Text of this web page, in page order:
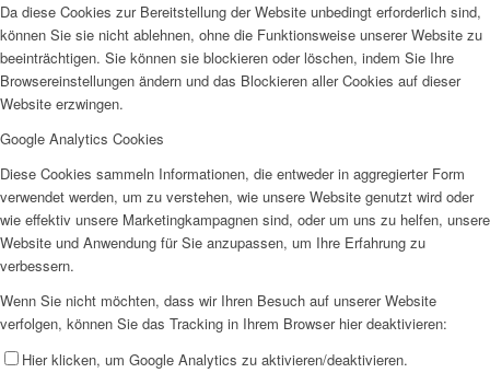
Da diese Cookies zur Bereitstellung der Website unbedingt erforderlich sind,
können Sie sie nicht ablehnen, ohne die Funktionsweise unserer Website zu
beeinträchtigen. Sie können sie blockieren oder löschen, indem Sie Ihre
Browsereinstellungen ändern und das Blockieren aller Cookies auf dieser
Website erzwingen.
Google Analytics Cookies
Diese Cookies sammeln Informationen, die entweder in aggregierter Form
verwendet werden, um zu verstehen, wie unsere Website genutzt wird oder
wie effektiv unsere Marketingkampagnen sind, oder um uns zu helfen, unsere
Website und Anwendung für Sie anzupassen, um Ihre Erfahrung zu
verbessern.
Wenn Sie nicht möchten, dass wir Ihren Besuch auf unserer Website
verfolgen, können Sie das Tracking in Ihrem Browser hier deaktivieren:
Hier klicken, um Google Analytics zu aktivieren/deaktivieren.